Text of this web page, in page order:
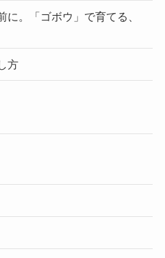
。「ゴボウ」で育てる、
方